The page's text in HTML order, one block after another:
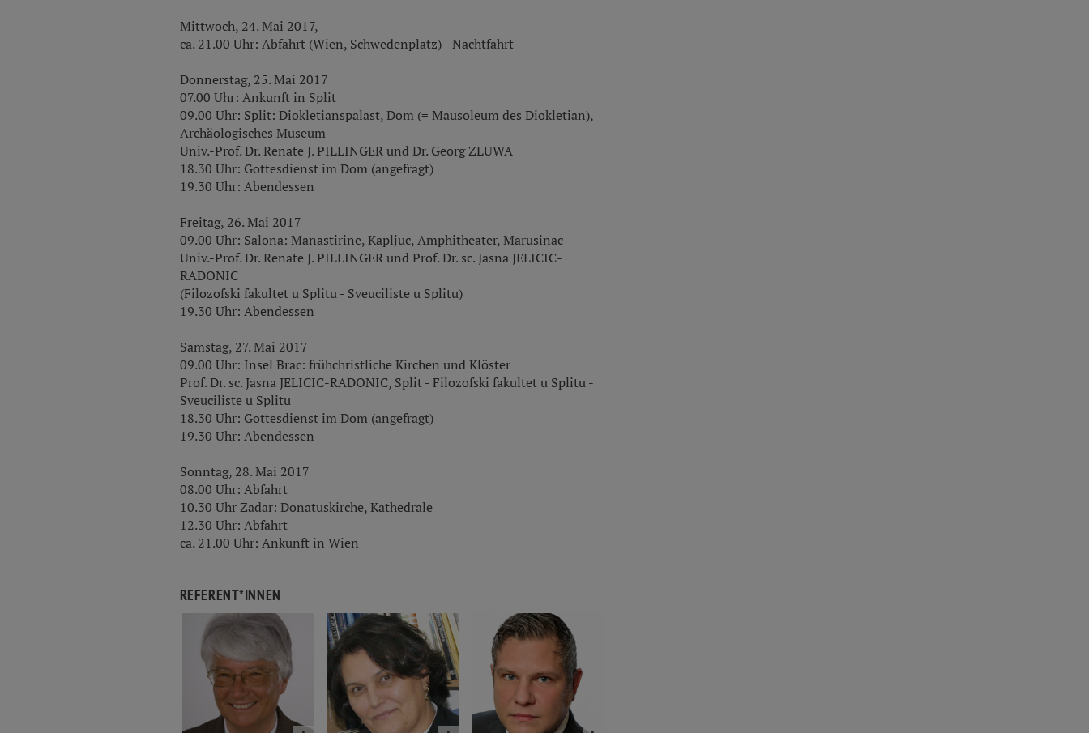
Mittwoch, 24. Mai 2017,
ca. 21.00 Uhr: Abfahrt (Wien, Schwedenplatz) - Nachtfahrt
Donnerstag, 25. Mai 2017
07.00 Uhr: Ankunft in Split
09.00 Uhr: Split: Diokletianspalast, Dom (= Mausoleum des Diokletian),
Archäologisches Museum
Univ.-Prof. Dr. Renate J. PILLINGER und Dr. Georg ZLUWA
18.30 Uhr: Gottesdienst im Dom (angefragt)
19.30 Uhr: Abendessen
Freitag, 26. Mai 2017
09.00 Uhr: Salona: Manastirine, Kapljuc, Amphitheater, Marusinac
Univ.-Prof. Dr. Renate J. PILLINGER und Prof. Dr. sc. Jasna JELICIC-
RADONIC
(Filozofski fakultet u Splitu - Sveuciliste u Splitu)
19.30 Uhr: Abendessen
Samstag, 27. Mai 2017
09.00 Uhr: Insel Brac: frühchristliche Kirchen und Klöster
Prof. Dr. sc. Jasna JELICIC-RADONIC, Split - Filozofski fakultet u Splitu -
Sveuciliste u Splitu
18.30 Uhr: Gottesdienst im Dom (angefragt)
19.30 Uhr: Abendessen
Sonntag, 28. Mai 2017
08.00 Uhr: Abfahrt
10.30 Uhr Zadar: Donatuskirche, Kathedrale
12.30 Uhr: Abfahrt
ca. 21.00 Uhr: Ankunft in Wien
REFERENT*INNEN